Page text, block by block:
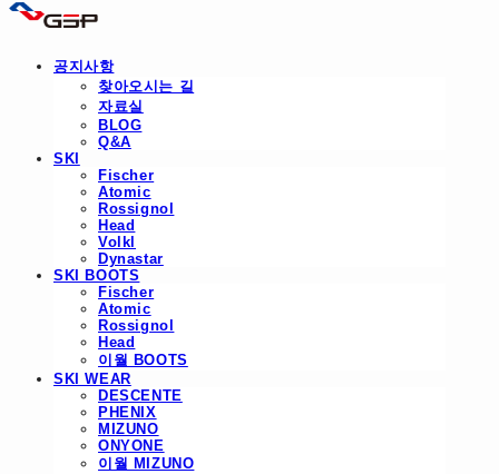
공지사항
찾아오시는 길
자료실
BLOG
Q&A
SKI
Fischer
Atomic
Rossignol
Head
Volkl
Dynastar
SKI BOOTS
Fischer
Atomic
Rossignol
Head
이월 BOOTS
SKI WEAR
DESCENTE
PHENIX
MIZUNO
ONYONE
이월 MIZUNO